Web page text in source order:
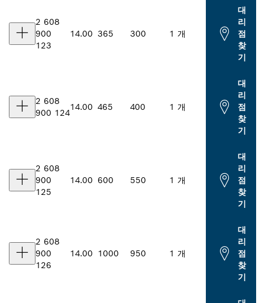
2 608
900
123
14.00 365 300 1 개
대
리
점
찾
기
2 608
900 124
14.00 465 400 1 개
대
리
점
찾
기
2 608
900
125
14.00 600 550 1 개
대
리
점
찾
기
2 608
900
126
14.00 1000 950 1 개
대
리
점
찾
기